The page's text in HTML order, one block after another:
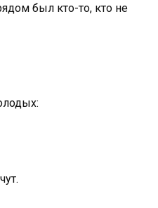
был кто-то, кто не